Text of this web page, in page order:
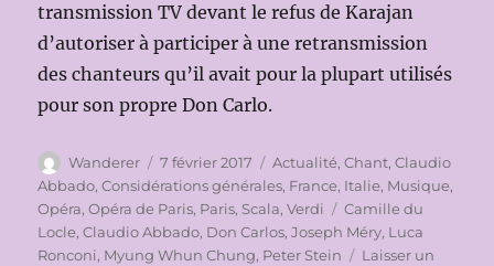
transmission TV devant le refus de Karajan
d’autoriser à participer à une retransmission
des chanteurs qu’il avait pour la plupart utilisés
pour son propre Don Carlo.
Auteur
Wanderer
Publié
le
7 février 2017 Catégories
Actualité,Chant,Claudio
Abbado,Considérations générales, France, Italie, Musique,
Opéra,Opéra de Paris, Paris, Scala,Verdi Étiquettes
Camille du
Locle,Claudio Abbado, Don Carlos,Joseph Méry, Luca
Ronconi, Myung Whun Chung, Peter Stein
Laisser un